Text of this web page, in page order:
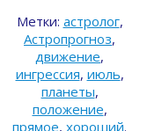
Метки: астролог,
Астропрогноз,
движение,
ингрессия, июль,
планеты,
положение,
прямое, хороший.